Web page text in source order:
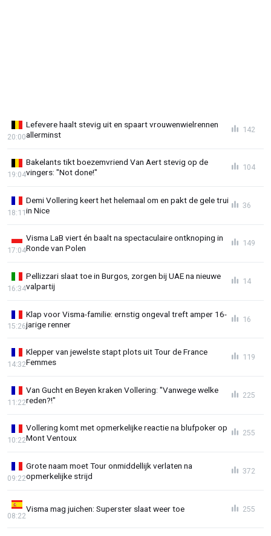
Lefevere haalt stevig uit en spaart vrouwenwielrennen
allerminst
20:00
142
Bakelants tikt boezemvriend Van Aert stevig op de
vingers: "Not done!"
19:04
104
Demi Vollering keert het helemaal om en pakt de gele trui
in Nice
18:11
36
Visma LaB viert én baalt na spectaculaire ontknoping in
Ronde van Polen
17:04
149
Pellizzari slaat toe in Burgos, zorgen bij UAE na nieuwe
valpartij
16:34
14
Klap voor Visma-familie: ernstig ongeval treft amper 16-
jarige renner
15:26
16
Klepper van jewelste stapt plots uit Tour de France
Femmes
14:32
119
Van Gucht en Beyen kraken Vollering: "Vanwege welke
reden?!"
11:22
225
Vollering komt met opmerkelijke reactie na blufpoker op
Mont Ventoux
10:22
255
Grote naam moet Tour onmiddellijk verlaten na
opmerkelijke strijd
09:22
372
Visma mag juichen: Superster slaat weer toe
08:22
255